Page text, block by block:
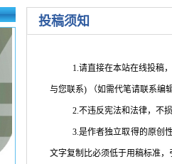
投稿须知
1.请直接在本站在线投稿
与您联系) （如需代笔请联系编
2.不违反宪法和法律，不
3.是作者独立取得的原创
文字复制比必须低于用稿标准